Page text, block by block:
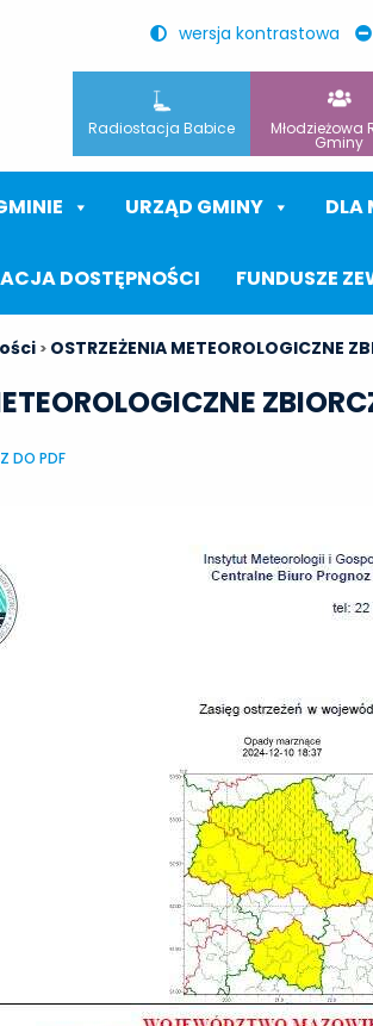
wersja kontrastowa
Radiostacja Babice Młodzieżowa
Gminy
URZĄD GMINY DLA
DOSTĘPNOŚCI FUNDUSZE
> OSTRZEŻENIA METEOROLOGICZNE
DO PDF